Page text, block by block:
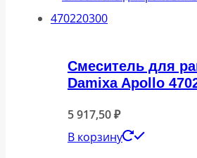
Cмеситель для
Damixa Apollo
5 917,50₽
В корзину